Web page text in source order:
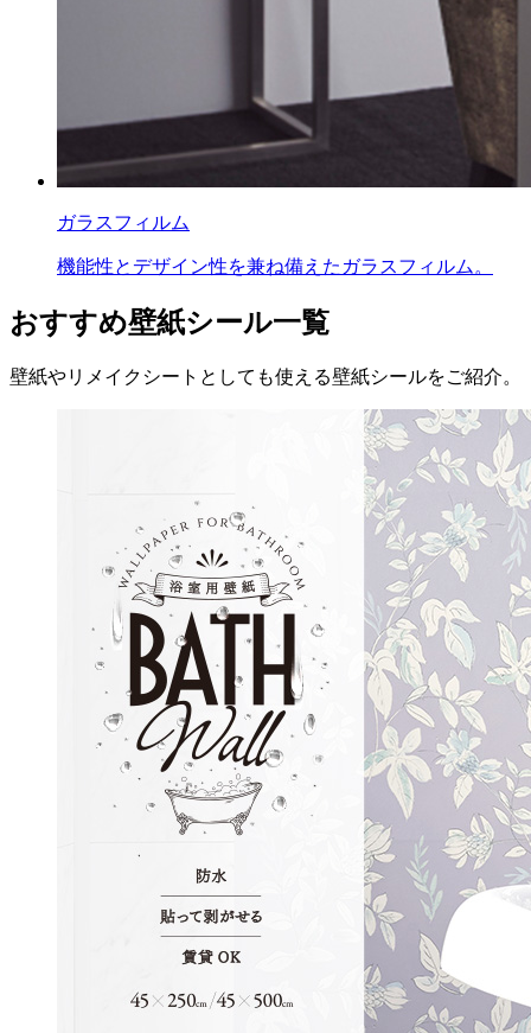
ガラスフィルム
機能性とデザイン性を兼ね備えたガラスフィルム。
おすすめ壁紙シール一覧
壁紙やリメイクシートとしても使える壁紙シールをご紹介。